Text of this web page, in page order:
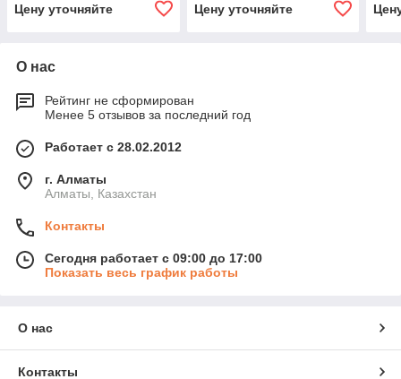
Цену уточняйте
Цену уточняйте
О нас
Рейтинг не сформирован
Менее 5 отзывов за последний год
Работает с 28.02.2012
г. Алматы
Алматы, Казахстан
Контакты
Сегодня работает с 09:00 до 17:00
Показать весь график работы
О нас
Контакты